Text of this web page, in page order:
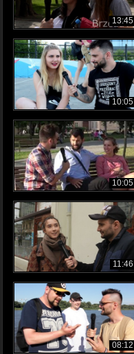
13:45
10:05
10:05
11:46
08:12